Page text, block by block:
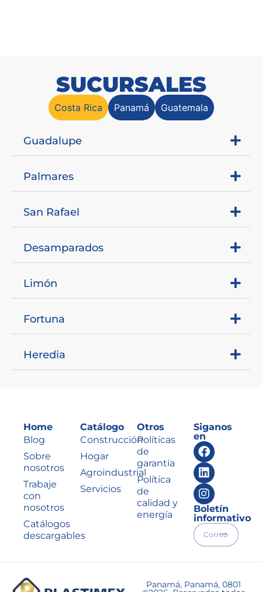
SUCURSALES
Costa Rica Panamá Guatemala
Guadalupe
Palmares
San Rafael
Desamparados
Limón
Fortuna
Heredia
Home
Blog
Sobre
nosotros
Trabaje
con
nosotros
Catálogos
descargables
Catálogo
Construcción
Hogar
Agroindustrial
Servicios
Otros
Políticas
de
garantía
Política
de
calidad y
energía
Siganos
en
Boletín
informativo
Panamá, Panamá, 0801